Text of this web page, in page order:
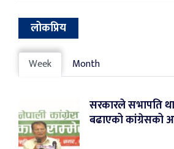
लोकप्रिय
Week Month
सरकारले सभापति
बढाएको कांग्रेसको